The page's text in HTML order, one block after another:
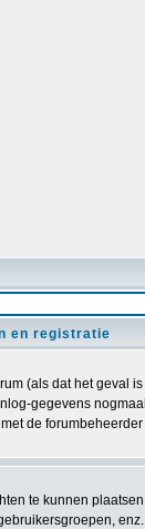
en registratie
(als dat het
gegevens
de
te kunnen